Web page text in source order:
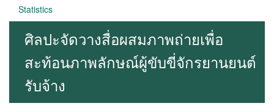
Statistics
ศิลปะจัดวางสื่อผสมภาพถ่ายเพื่อ
สะท้อนภาพลักษณ์ผู้ขับขี่จักรยานยนต์
รับจ้าง